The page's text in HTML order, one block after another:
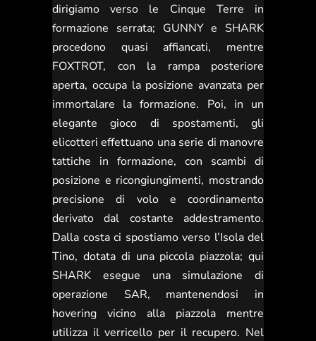
dirigiamo verso le Cinque Terre in
formazione serrata; GUNNY e SHARK
procedono quasi affiancati, mentre
FOXTROT, con la rampa posteriore
aperta, occupa la posizione avanzata per
immortalare la formazione. Poi, in un
elegante gioco di spostamenti, gli
elicotteri effettuano una serie di manovre
tattiche in formazione, con scambi di
posizione e ricongiungimenti, mostrando
precisione di volo e coordinamento
derivato dal costante addestramento.
Dalla costa ci spostiamo verso l’Isola del
Tino, dotata di una piccola piazzola; qui
SHARK esegue una simulazione di
operazione SAR, mantenendosi in
hovering vicino alla piazzola mentre
utilizza il verricello per il recupero. Nel